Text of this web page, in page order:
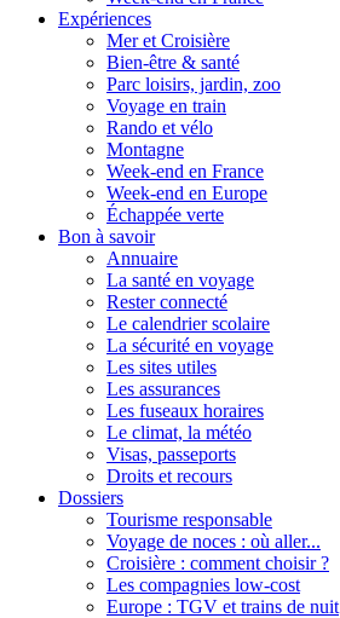
Expériences
Mer et Croisière
Bien-être & santé
Parc loisirs, jardin, zoo
Voyage en train
Rando et vélo
Montagne
Week-end en France
Week-end en Europe
Échappée verte
Bon à savoir
Annuaire
La santé en voyage
Rester connecté
Le calendrier scolaire
La sécurité en voyage
Les sites utiles
Les assurances
Les fuseaux horaires
Le climat, la météo
Visas, passeports
Droits et recours
Dossiers
Tourisme responsable
Voyage de noces : où aller...
Croisière : comment choisir ?
Les compagnies low-cost
Europe : TGV et trains de nuit